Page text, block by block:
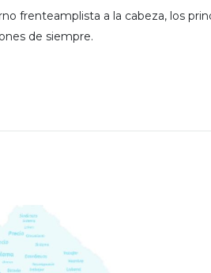
frenteamplista a la cabeza, los
de siempre.